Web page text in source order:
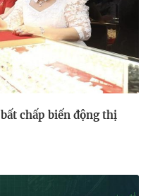
chấp biến động thị